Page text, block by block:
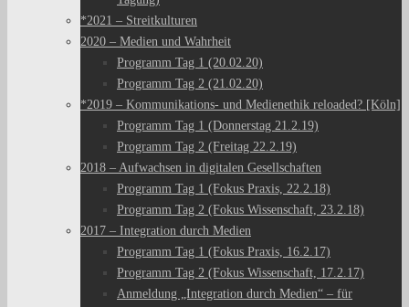
*2021 – Streitkulturen
2020 – Medien und Wahrheit
Programm Tag 1 (20.02.20)
Programm Tag 2 (21.02.20)
*2019 – Kommunikations- und Medienethik reloaded? [Köln]
Programm Tag 1 (Donnerstag 21.2.19)
Programm Tag 2 (Freitag 22.2.19)
2018 – Aufwachsen in digitalen Gesellschaften
Programm Tag 1 (Fokus Praxis, 22.2.18)
Programm Tag 2 (Fokus Wissenschaft, 23.2.18)
2017 – Integration durch Medien
Programm Tag 1 (Fokus Praxis, 16.2.17)
Programm Tag 2 (Fokus Wissenschaft, 17.2.17)
Anmeldung „Integration durch Medien“ – für